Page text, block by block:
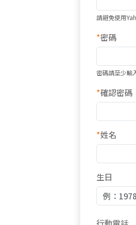
請避免使用
*密碼
密碼請至少輸
*確認密碼
*姓名
生日